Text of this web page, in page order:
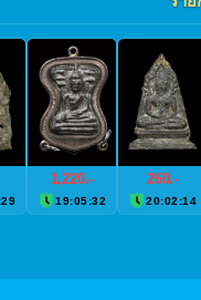
1,220.-
19:05:31
260.-
20:02:13